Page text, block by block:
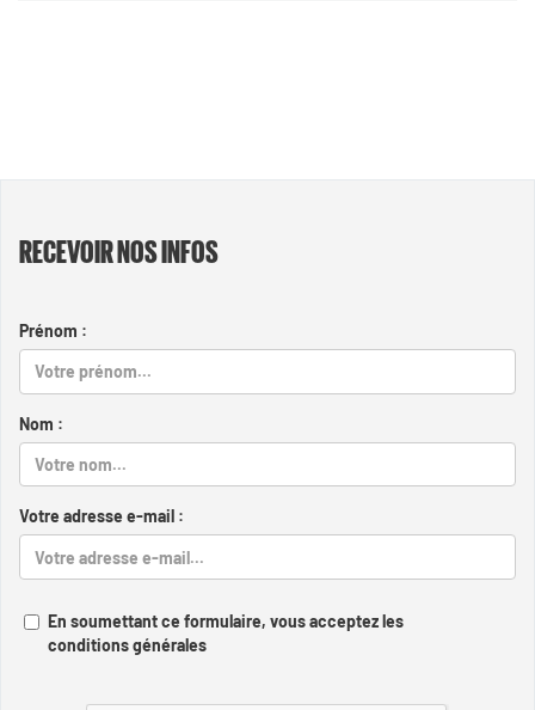
RECEVOIR NOS INFOS
Prénom :
Nom :
Votre adresse e-mail :
En soumettant ce formulaire, vous acceptez les
conditions générales